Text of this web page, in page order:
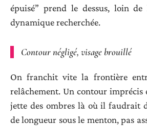
épuisé” prend le dessus, loin de
dynamique recherchée.
Contour négligé, visage brouillé
On franchit vite la frontière
relâchement. Un contour imprécis
jette des ombres là où il faudrait
de longueur sous le menton, pas